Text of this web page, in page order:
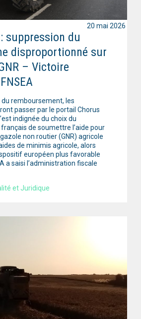
suppression du
disproportionné sur
– Victoire
remboursement, les
passer par le portail Chorus
indignée du choix du
de soumettre l’aide pour
non routier (GNR) agricole
de minimis agricole, alors
européen plus favorable
a saisi l’administration fiscale
et Juridique
20 mai 2026